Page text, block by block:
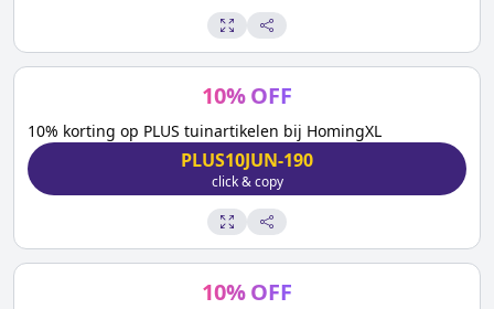
10%OFF
10% korting op PLUS tuinartikelen bij HomingXL
PLUS10JUN-190
click & copy
10%OFF